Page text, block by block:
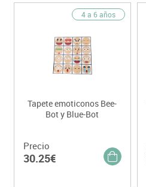
4 a 6 años
Tapete emoticonos Bee-
Bot y Blue-Bot
Precio
30.25€